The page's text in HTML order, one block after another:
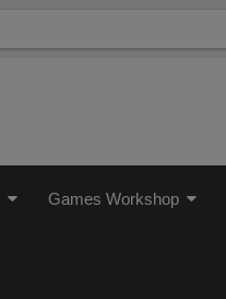
Games Workshop